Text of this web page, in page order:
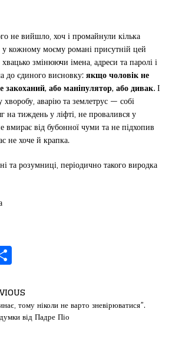
не вийшло, хоч і промайнули кілька
у кожному моєму романі присутній цей
змінюючи імена, адреси та паролі і
до єдиного висновку:якщо чоловік не
закоханий, або маніпулятор, або дивак.І
хворобу, аварію та землетрус — собі
на тиждень у ліфті, не провалився у
вмирає від бубонної чуми та не підхопив
не хоче й крапка.
та розумниці, періодично такого виродка
іл
и
т
тому ніколи не варто зневірюватися”.
від Падре Піо